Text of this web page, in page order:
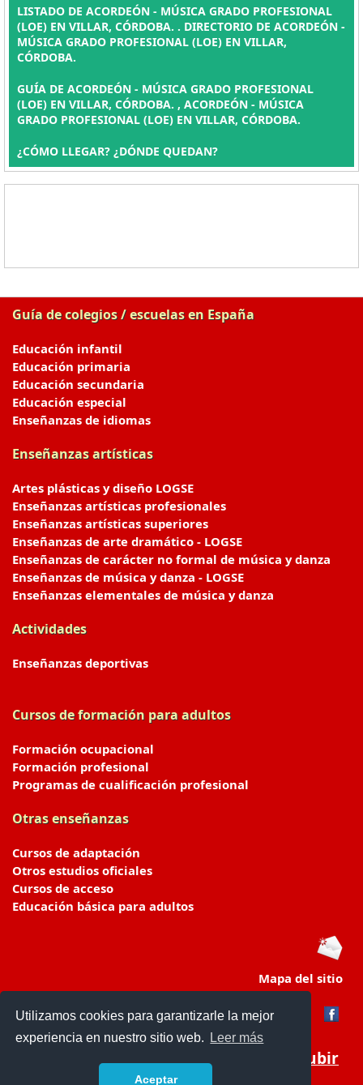
Utilizamos cookies para garantizarle la mejor
experiencia en nuestro sitio web.
Leer más
Aceptar
LISTADO DE ACORDEÓN - MÚSICA GRADO PROFESIONAL
(LOE) EN VILLAR, CÓRDOBA. . DIRECTORIO DE ACORDEÓN -
MÚSICA GRADO PROFESIONAL (LOE) EN VILLAR,
CÓRDOBA.
GUÍA DE ACORDEÓN - MÚSICA GRADO PROFESIONAL
(LOE) EN VILLAR, CÓRDOBA. , ACORDEÓN - MÚSICA
GRADO PROFESIONAL (LOE) EN VILLAR, CÓRDOBA.
¿CÓMO LLEGAR? ¿DÓNDE QUEDAN?
Guía de colegios / escuelas en España
Educación infantil
Educación primaria
Educación secundaria
Educación especial
Enseñanzas de idiomas
Enseñanzas artísticas
Artes plásticas y diseño LOGSE
Enseñanzas artísticas profesionales
Enseñanzas artísticas superiores
Enseñanzas de arte dramático - LOGSE
Enseñanzas de carácter no formal de música y danza
Enseñanzas de música y danza - LOGSE
Enseñanzas elementales de música y danza
Actividades
Enseñanzas deportivas
Cursos de formación para adultos
Formación ocupacional
Formación profesional
Programas de cualificación profesional
Otras enseñanzas
Cursos de adaptación
Otros estudios oficiales
Cursos de acceso
Educación básica para adultos
Mapa del sitio
Subir